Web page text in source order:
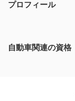
プロフィール
自動車関連の資格